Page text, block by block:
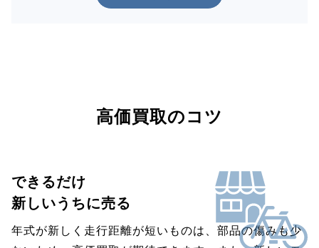
高価買取のコツ
できるだけ
新しいうちに売る
年式が新しく走行距離が短いものは、部品の傷みも少